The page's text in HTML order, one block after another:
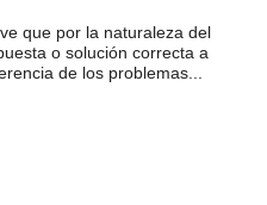
que por la naturaleza del
o solución correcta a
de los problemas...